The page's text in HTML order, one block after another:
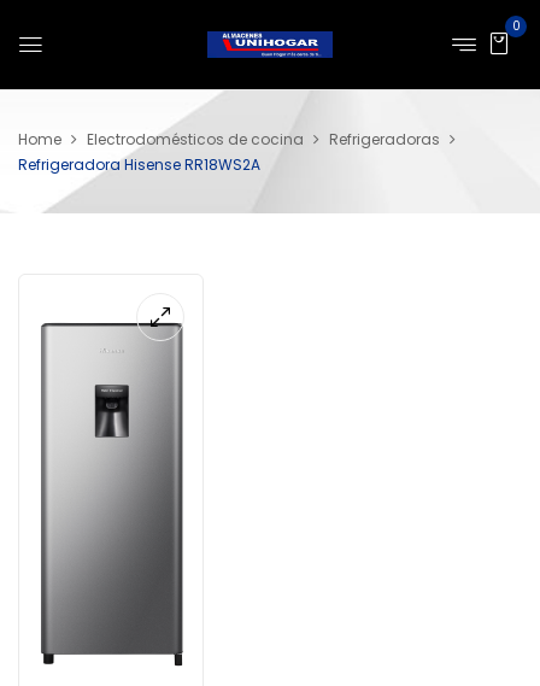
0
Home Electrodomésticos de cocina
Refrigeradoras
Refrigeradora Hisense RR18WS2A